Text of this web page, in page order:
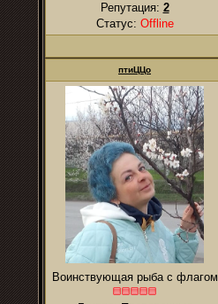
Репутация: 2
Статус: Offline
птиЦЦо
Воинствующая рыба с флагом